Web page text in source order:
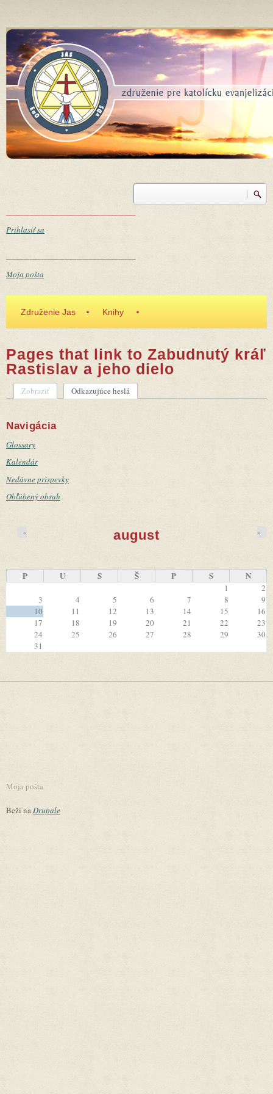
Vyhľadávanie
Prihlasiť sa
Moja pošta
Združenie Jas Knihy
Pages that link to Zabudnutý kráľ
Rastislav a jeho dielo
Zobraziť Odkazujúce heslá(aktívna karta)
Navigácia
Glossary
Kalendár
Nedávne príspevky
Obľúbený obsah
august
« »
P U S Š P S N
1
2
3
4 5 6 7 8
9
10
11 12 13 14 15
16
17
18 19 20 21 22
23
24
25 26 27 28 29
30
31
Moja pošta
Beží na Drupale